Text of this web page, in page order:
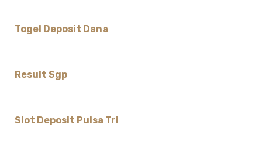
Togel Deposit Dana
Result Sgp
Slot Deposit Pulsa Tri